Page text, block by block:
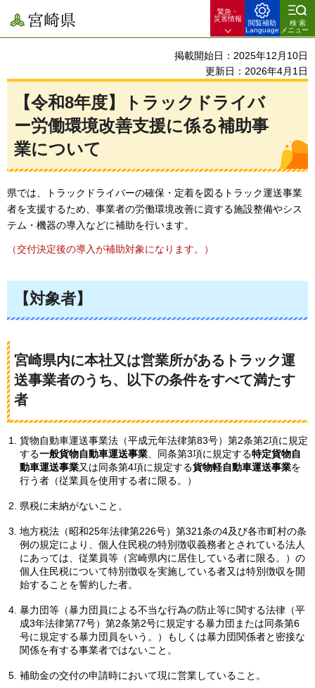
宮崎県
緊急・
災害情報
閲覧補助
Language
検索
メニュー
掲載開始日：2025年12月10日
更新日：2026年4月1日
【令和8年度】トラックドライバ
ー労働環境改善支援に係る補助事
業について
県では、トラックドライバーの確保・定着を図るトラック運送事業
者を支援するため、事業者の労働環境改善に資する施設整備やシス
テム・機器の導入などに補助を行います。
（交付決定後の導入が補助対象になります。）
【対象者】
宮崎県内に本社又は営業所があるトラック運
送事業者のうち、以下の条件をすべて満たす
者
貨物自動車運送事業法（平成元年法律第83号）第2条第2項に規定
する一般貨物自動車運送事業、同条第3項に規定する特定貨物自
動車運送事業又は同条第4項に規定する貨物軽自動車運送事業を
行う者（従業員を使用する者に限る。）
県税に未納がないこと。
地方税法（昭和25年法律第226号）第321条の4及び各市町村の条
例の規定により、個人住民税の特別徴収義務者とされている法人
にあっては、従業員等（宮崎県内に居住している者に限る。）の
個人住民税について特別徴収を実施している者又は特別徴収を開
始することを誓約した者。
暴力団等（暴力団員による不当な行為の防止等に関する法律（平
成3年法律第77号）第2条第2号に規定する暴力団または同条第6
号に規定する暴力団員をいう。）もしくは暴力団関係者と密接な
関係を有する事業者ではないこと。
補助金の交付の申請時において現に営業していること。